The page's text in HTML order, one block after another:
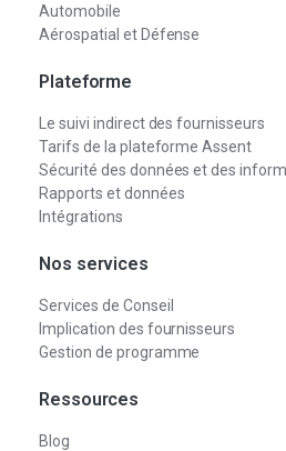
Automobile
Aérospatial et Défense
Plateforme
Le suivi indirect des fournisseurs
Tarifs de la plateforme Assent
Sécurité des données et des
Rapports et données
Intégrations
Nos services
Services de Conseil
Implication des fournisseurs
Gestion de programme
Ressources
Blog